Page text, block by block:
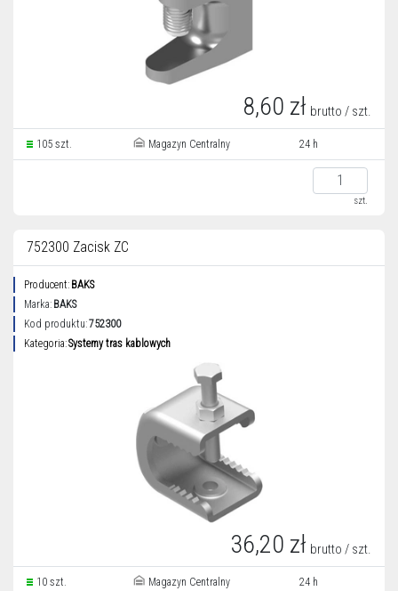
8,60 zł brutto / szt.
105 szt. Magazyn Centralny 24 h
szt.
752300 Zacisk ZC
Producent: BAKS
Marka: BAKS
Kod produktu:752300
Kategoria:Systemy tras kablowych
36,20 zł brutto / szt.
10 szt. Magazyn Centralny 24 h